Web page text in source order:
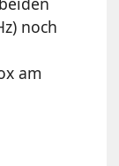
noch
am